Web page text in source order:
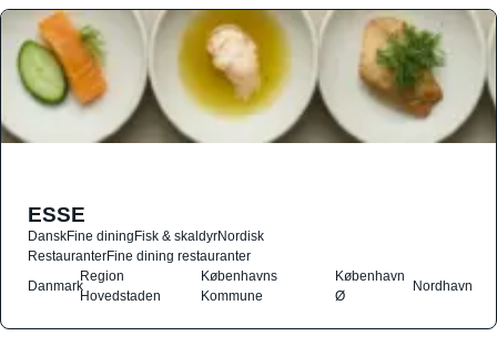
ESSE
DanskFine diningFisk & skaldyrNordisk
RestauranterFine dining restauranter
Danmark
Region
Hovedstaden
Københavns
Kommune
København
Ø
Nordhavn